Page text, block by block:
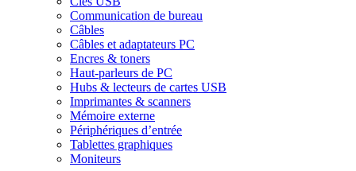
Communication de bureau
Câbles
Câbles et adaptateurs PC
Encres & toners
Haut-parleurs de PC
Hubs & lecteurs de cartes USB
Imprimantes & scanners
Mémoire externe
Périphériques d’entrée
Tablettes graphiques
Moniteurs